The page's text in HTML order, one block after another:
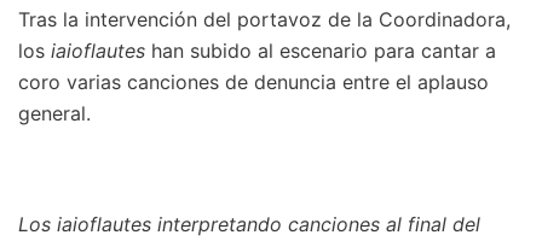
Tras la intervención del portavoz de la Coordinadora,
los iaioflautes han subido al escenario para cantar a
coro varias canciones de denuncia entre el aplauso
general.
Los iaioflautes interpretando canciones al final del